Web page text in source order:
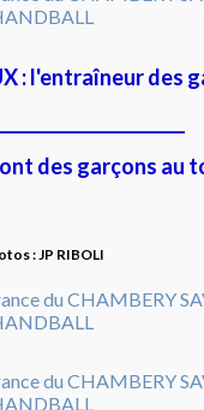
: l'entraîneur des
des garçons au
: JP RIBOLI